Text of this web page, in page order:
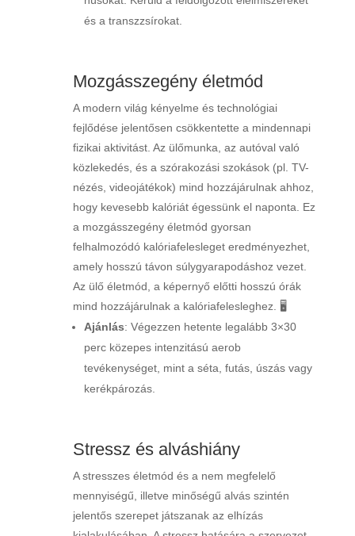
és a transzzsírokat.
Mozgásszegény életmód
A modern világ kényelme és technológiai
fejlődése jelentősen csökkentette a mindennapi
fizikai aktivitást. Az ülőmunka, az autóval való
közlekedés, és a szórakozási szokások (pl. TV-
nézés, videojátékok) mind hozzájárulnak ahhoz,
hogy kevesebb kalóriát égessünk el naponta. Ez
a mozgásszegény életmód gyorsan
felhalmozódó kalóriafelesleget eredményezhet,
amely hosszú távon súlygyarapodáshoz vezet.
Az ülő életmód, a képernyő előtti hosszú órák
mind hozzájárulnak a kalóriafelesleghez. 🖥️
Ajánlás: Végezzen hetente legalább 3×30
perc közepes intenzitású aerob
tevékenységet, mint a séta, futás, úszás vagy
kerékpározás.
Stressz és alváshiány
A stresszes életmód és a nem megfelelő
mennyiségű, illetve minőségű alvás szintén
jelentős szerepet játszanak az elhízás